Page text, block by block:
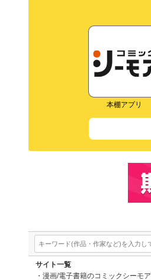
本棚アプリ
サイト一覧
漫画/電子書籍のコミックシーモア